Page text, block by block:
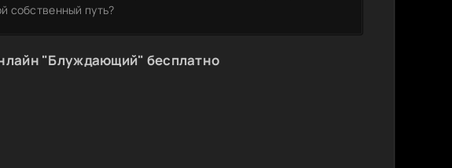
собственный путь?
"Блуждающий" бесплатно